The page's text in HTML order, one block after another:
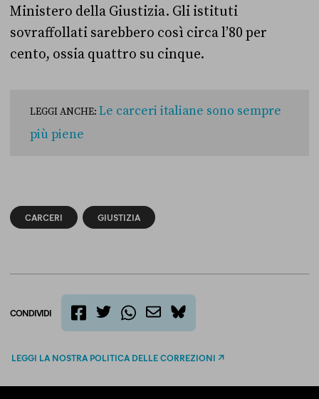
Ministero della Giustizia. Gli istituti
sovraffollati sarebbero così circa l’80 per
cento, ossia quattro su cinque.
LEGGI ANCHE: Le carceri italiane sono sempre
più piene
CARCERI GIUSTIZIA
CONDIVIDI
bluesky
LEGGI LA NOSTRA POLITICA DELLE CORREZIONI